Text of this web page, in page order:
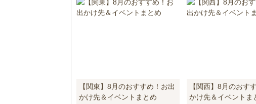
【関東】8月のおすすめ！お出
かけ先＆イベントまとめ
【関西】8月のおす
かけ先＆イベントま